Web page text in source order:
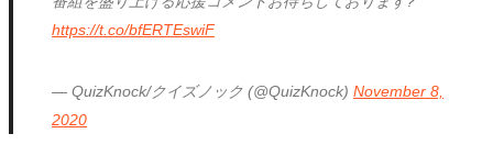
https://t.co/bfERTEswiF
— QuizKnock/クイズノック (@QuizKnock)November 8,
2020